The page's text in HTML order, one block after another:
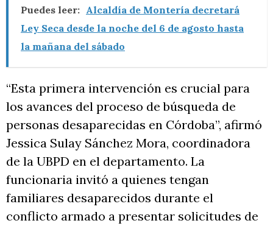
Puedes leer: Alcaldía de Montería decretará
Ley Seca desde la noche del 6 de agosto hasta
la mañana del sábado
“Esta primera intervención es crucial para
los avances del proceso de búsqueda de
personas desaparecidas en Córdoba”, afirmó
Jessica Sulay Sánchez Mora, coordinadora
de la UBPD en el departamento. La
funcionaria invitó a quienes tengan
familiares desaparecidos durante el
conflicto armado a presentar solicitudes de